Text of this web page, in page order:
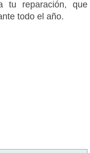
tu reparación, que
todo el año.